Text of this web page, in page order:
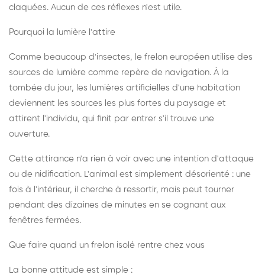
claquées. Aucun de ces réflexes n'est utile.
Pourquoi la lumière l'attire
Comme beaucoup d'insectes, le frelon européen utilise des
sources de lumière comme repère de navigation. À la
tombée du jour, les lumières artificielles d'une habitation
deviennent les sources les plus fortes du paysage et
attirent l'individu, qui finit par entrer s'il trouve une
ouverture.
Cette attirance n'a rien à voir avec une intention d'attaque
ou de nidification. L'animal est simplement désorienté : une
fois à l'intérieur, il cherche à ressortir, mais peut tourner
pendant des dizaines de minutes en se cognant aux
fenêtres fermées.
Que faire quand un frelon isolé rentre chez vous
La bonne attitude est simple :